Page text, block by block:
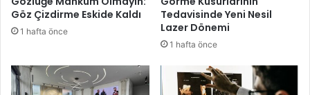
u
a
s
Göz Çizdirme Eskide Kaldı
1 hafta önce
Tedavisinde Yeni Nesil
Lazer Dönemi
1 hafta önce